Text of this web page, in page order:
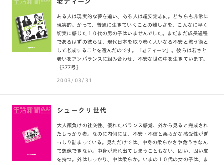
老ティーン
ある人は現実的な夢を追い、ある人は超安定志向。どちらも非常に
現実的。かって、普通に生きていくことの難しさを、こんなに早く
切実に感じた１０代の男の子はいませんでした。まだまだ成長過程
であるはずの彼らは、現代日本を取り巻く大いなる不安と戦う術と
して老成することを選んだのです。「老ティーン」。彼らは若さと
老いをアンバランスに組み合わせ、不安な世の中を生きています。
《377号》
2003/03/31
シュークリ世代
大人顔負けの社交性、優れたバランス感覚、外から見ると完成され
たしっかり者。なのに内側には、不安・不信と柔らかな感受性がぎ
っしり詰まっている。見ただけでは、中身の柔らかさや危うさなん
て想像できない。中身が流れ出てしまうこともない、固い、固い皮
を持つ。外はしっかり、中は柔らか。いまの１０代の女の子は、ま